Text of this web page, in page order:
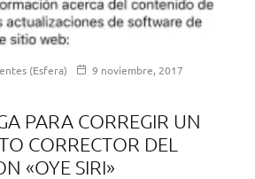
(Esfera)
9 noviembre, 2017
PARA CORREGIR UN
CORRECTOR DEL
«OYE SIRI»